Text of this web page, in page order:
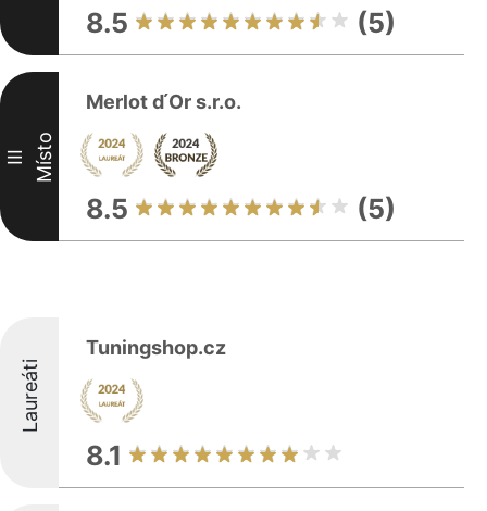
8.5 (5)
III Místo
Merlot d ́Or s.r.o.
8.5 (5)
Laureáti
Tuningshop.cz
8.1